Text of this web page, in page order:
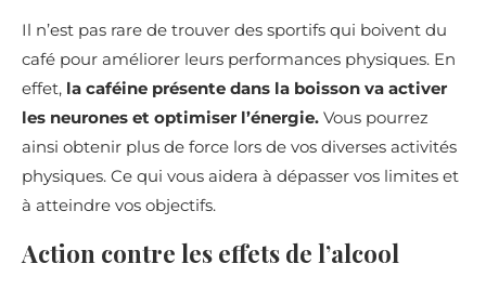
Il n’est pas rare de trouver des sportifs qui boivent du
café pour améliorer leurs performances physiques. En
effet, la caféine présente dans la boisson va activer
les neurones et optimiser l’énergie. Vous pourrez
ainsi obtenir plus de force lors de vos diverses activités
physiques. Ce qui vous aidera à dépasser vos limites et
à atteindre vos objectifs.
Action contre les effets de l’alcool